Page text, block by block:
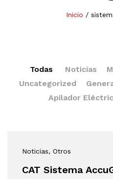
Inicio /
Todas Noticias
Uncategorized
Apilador
Noticias, Otros
CAT Sistema